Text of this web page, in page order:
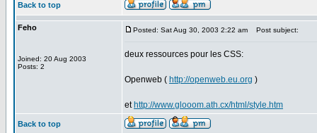
Back to top
Feho
Joined: 20 Aug 2003
Posts: 2
Posted: Sat Aug 30, 2003 2:22 am Post subject:
deux ressources pour les CSS:
Openweb ( http://openweb.eu.org )
et http://www.glooom.ath.cx/html/style.htm
Back to top